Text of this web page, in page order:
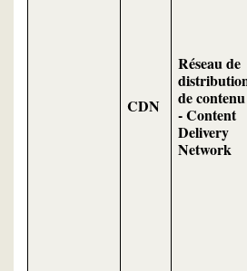
CDN
Réseau de
de contenu
- Content
Delivery
Network